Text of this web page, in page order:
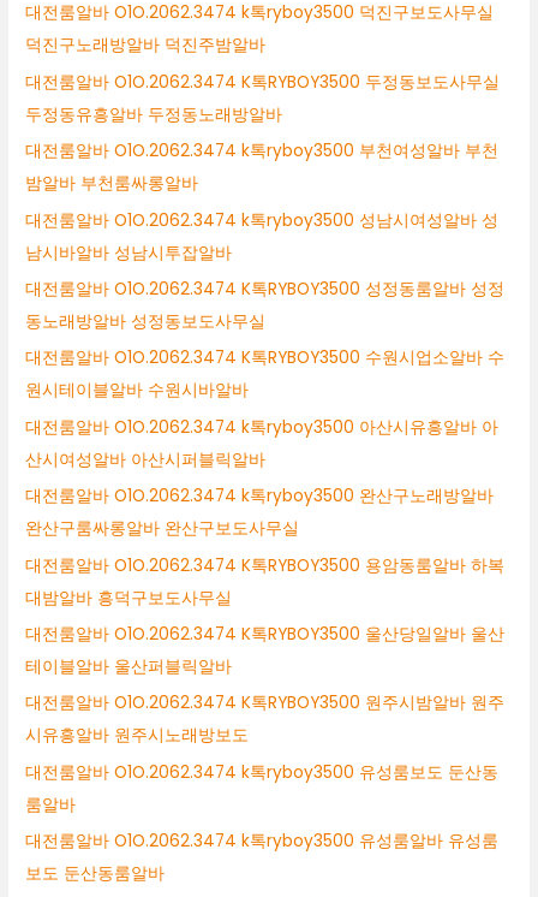
대전룸알바 O1O.2062.3474 k톡ryboy3500 덕진구보도사무실
덕진구노래방알바 덕진주밤알바
대전룸알바 O1O.2062.3474 K톡RYBOY3500 두정동보도사무실
두정동유흥알바 두정동노래방알바
대전룸알바 O1O.2062.3474 k톡ryboy3500 부천여성알바 부천
밤알바 부천룸싸롱알바
대전룸알바 O1O.2062.3474 k톡ryboy3500 성남시여성알바 성
남시바알바 성남시투잡알바
대전룸알바 O1O.2062.3474 K톡RYBOY3500 성정동룸알바 성정
동노래방알바 성정동보도사무실
대전룸알바 O1O.2062.3474 K톡RYBOY3500 수원시업소알바 수
원시테이블알바 수원시바알바
대전룸알바 O1O.2062.3474 k톡ryboy3500 아산시유흥알바 아
산시여성알바 아산시퍼블릭알바
대전룸알바 O1O.2062.3474 k톡ryboy3500 완산구노래방알바
완산구룸싸롱알바 완산구보도사무실
대전룸알바 O1O.2062.3474 K톡RYBOY3500 용암동룸알바 하복
대밤알바 흥덕구보도사무실
대전룸알바 O1O.2062.3474 K톡RYBOY3500 울산당일알바 울산
테이블알바 울산퍼블릭알바
대전룸알바 O1O.2062.3474 K톡RYBOY3500 원주시밤알바 원주
시유흥알바 원주시노래방보도
대전룸알바 O1O.2062.3474 k톡ryboy3500 유성룸보도 둔산동
룸알바
대전룸알바 O1O.2062.3474 k톡ryboy3500 유성룸알바 유성룸
보도 둔산동룸알바